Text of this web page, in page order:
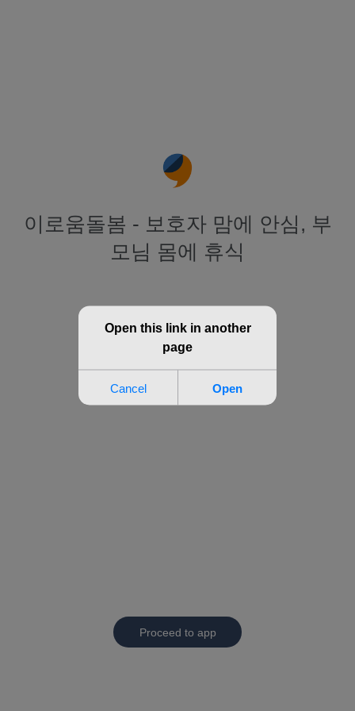
이로움돌봄 - 보호자 맘에 안심, 부
모님 몸에 휴식
Proceed to app